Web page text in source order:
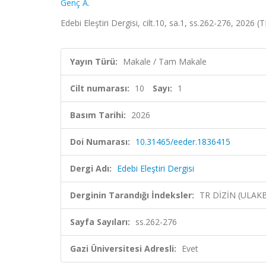
Genç A.
Edebi Eleştiri Dergisi, cilt.10, sa.1, ss.262-276, 2026
Yayın Türü: Makale / Tam Makale
Cilt numarası: 10 Sayı: 1
Basım Tarihi: 2026
Doi Numarası: 10.31465/eeder.1836415
Dergi Adı: Edebi Eleştiri Dergisi
Derginin Tarandığı İndeksler: TR DİZİN
Sayfa Sayıları: ss.262-276
Gazi Üniversitesi Adresli: Evet